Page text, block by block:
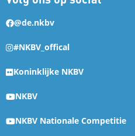
@de.nkbv
#NKBV_offical
Koninklijke NKBV
NKBV
NKBV Nationale Competitie